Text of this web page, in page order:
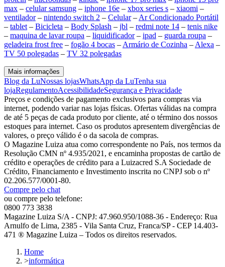
max – celular samsung – iphone 16e – xbox series s – xiaomi –
ventilador– nintendo switch 2 – Celular– Ar Condicionado Portátil
– tablet – Bicicleta – Body Splash – jbl – redmi note 14 – tenis nike
– maquina de lavar roupa – liquidificador– ipad – guarda roupa –
geladeira frost free – fogão 4 bocas – Armário de Cozinha – Alexa –
TV 50 polegadas – TV 32 polegadas
Mais informações
Blog da LuNossas lojasWhatsApp da LuTenha sua
lojaRegulamentoAcessibilidadeSegurança e Privacidade
Preços e condições de pagamento exclusivos para compras via
internet, podendo variar nas lojas físicas. Ofertas válidas na compra
de até 5 peças de cada produto por cliente, até o término dos nossos
estoques para internet. Caso os produtos apresentem divergências de
valores, o preço válido é o da sacola de compras.
O Magazine Luiza atua como correspondente no País, nos termos da
Resolução CMN nº 4.935/2021, e encaminha propostas de cartão de
crédito e operações de crédito para a Luizacred S.A Sociedade de
Crédito, Financiamento e Investimento inscrita no CNPJ sob o nº
02.206.577/0001-80.
Compre pelo chat
ou compre pelo telefone:
0800 773 3838
Magazine Luiza S/A - CNPJ: 47.960.950/1088-36 - Endereço: Rua
Arnulfo de Lima, 2385 - Vila Santa Cruz, Franca/SP - CEP 14.403-
471 ® Magazine Luiza – Todos os direitos reservados.
Home
>informática